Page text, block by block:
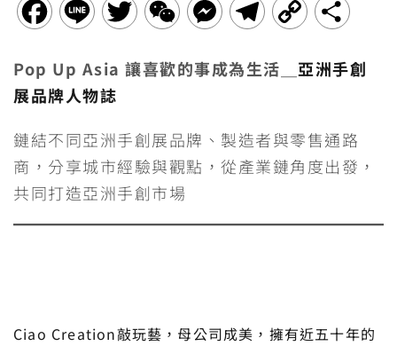
F
c
b
o
o
L
n
T
i
t
e
r
W
C
a
t
M
s
e
g
T
l
g
a
C
p
L
n
Pop Up Asia 讓喜歡的事成為生活＿ 亞洲手創
展品牌人物誌
鏈結不同亞洲手創展品牌、製造者與零售通路
商，分享城市經驗與觀點，從產業鏈角度出發，
共同打造亞洲手創市場
Ciao Creation敲玩藝，母公司成美，擁有近五十年的